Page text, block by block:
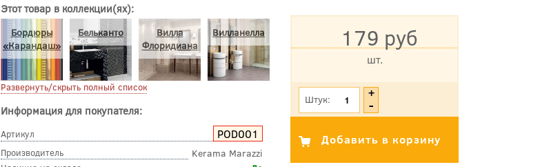
Этот товар в коллекции(ях):
Бордюры
«Карандаш»
Бельканто
Вилла
Флоридиана
Вилланелла
Развернуть/скрыть полный список
Информация для покупателя:
Артикул POD001
Производитель Kerama Marazzi
179 руб
шт.
Штук: